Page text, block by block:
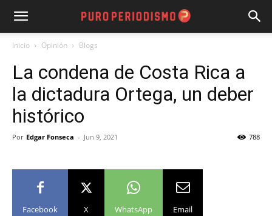
Inicio Opinión Blogs
La condena de Costa Rica a
la dictadura Ortega, un deber
histórico
Por Edgar Fonseca - Jun 9, 2021 788
Facebook X WhatsApp Email